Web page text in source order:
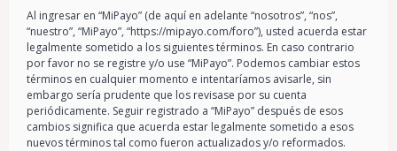
Al ingresar en “MiPayo” (de aquí en adelante “nosotros”, “nos”,
“nuestro”, “MiPayo”, “https://mipayo.com/foro”), usted acuerda estar
legalmente sometido a los siguientes términos. En caso contrario
por favor no se registre y/o use “MiPayo”. Podemos cambiar estos
términos en cualquier momento e intentaríamos avisarle, sin
embargo sería prudente que los revisase por su cuenta
periódicamente. Seguir registrado a “MiPayo” después de esos
cambios significa que acuerda estar legalmente sometido a esos
nuevos términos tal como fueron actualizados y/o reformados.